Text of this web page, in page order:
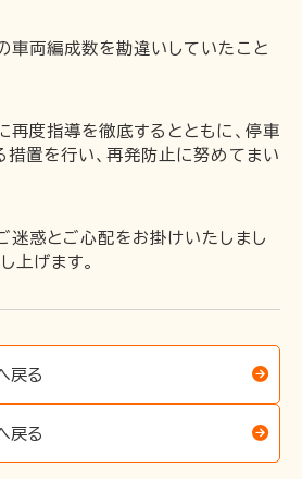
忘れ物等のお問い合わせ
TEL 0852-21-2429
TEL 0852-21-2429
TEL 0852-21-2429
TEL 0852-21-2429
車両編成数を勘違いしていたこと
再度指導を徹底するとともに、停車
措置を行い、再発防止に努めてまい
迷惑とご心配をお掛けいたしまし
上げます。
戻る
戻る